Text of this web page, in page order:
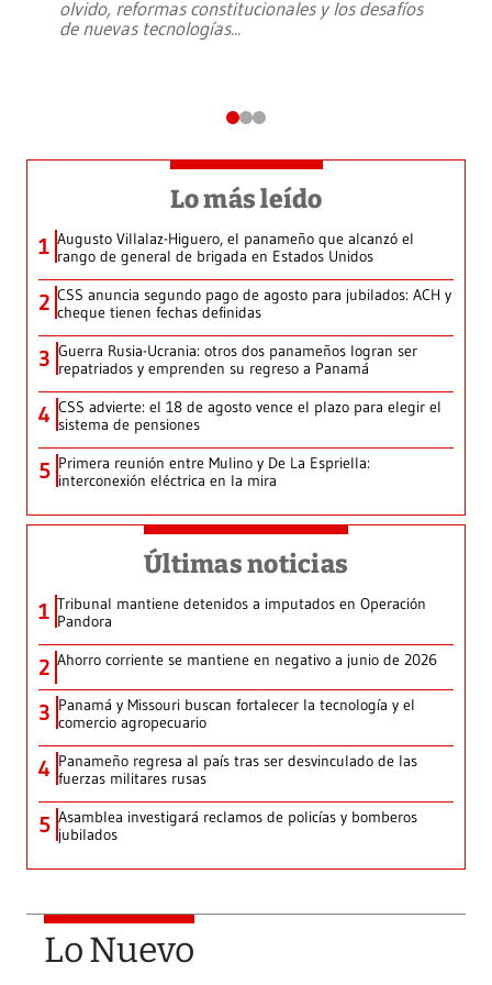
olvido, reformas constitucionales y los desafíos
de nuevas tecnologías...
Lo más leído
1 Augusto Villalaz-Higuero, el panameño que alcanzó el
rango de general de brigada en Estados Unidos
2 CSS anuncia segundo pago de agosto para jubilados: ACH y
cheque tienen fechas definidas
3 Guerra Rusia-Ucrania: otros dos panameños logran ser
repatriados y emprenden su regreso a Panamá
4 CSS advierte: el 18 de agosto vence el plazo para elegir el
sistema de pensiones
5 Primera reunión entre Mulino y De La Espriella:
interconexión eléctrica en la mira
Últimas noticias
1 Tribunal mantiene detenidos a imputados en Operación
Pandora
2 Ahorro corriente se mantiene en negativo a junio de 2026
3 Panamá y Missouri buscan fortalecer la tecnología y el
comercio agropecuario
4 Panameño regresa al país tras ser desvinculado de las
fuerzas militares rusas
5 Asamblea investigará reclamos de policías y bomberos
jubilados
Lo Nuevo